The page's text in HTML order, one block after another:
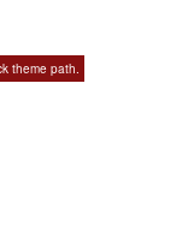
theme path.